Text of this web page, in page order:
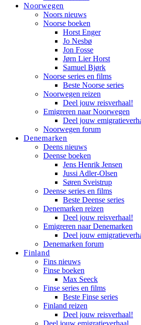
Noorwegen
Noors nieuws
Noorse boeken
Horst Enger
Jo Nesbø
Jon Fosse
Jørn Lier Horst
Samuel Bjørk
Noorse series en films
Beste Noorse series
Noorwegen reizen
Deel jouw reisverhaal!
Emigreren naar Noorwegen
Deel jouw
Noorwegen forum
Denemarken
Deens nieuws
Deense boeken
Jens Henrik Jensen
Jussi Adler-Olsen
Søren Sveistrup
Deense series en films
Beste Deense series
Denemarken reizen
Deel jouw reisverhaal!
Emigreren naar Denemarken
Deel jouw
Denemarken forum
Finland
Fins nieuws
Finse boeken
Max Seeck
Finse series en films
Beste Finse series
Finland reizen
Deel jouw reisverhaal!
Deel jouw emigratieverhaal